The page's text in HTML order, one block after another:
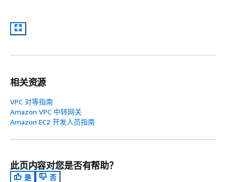
相关资源
VPC 对等指南
Amazon VPC 中转网关
Amazon EC2 开发人员指南
此页内容对您是否有帮助？
是
否